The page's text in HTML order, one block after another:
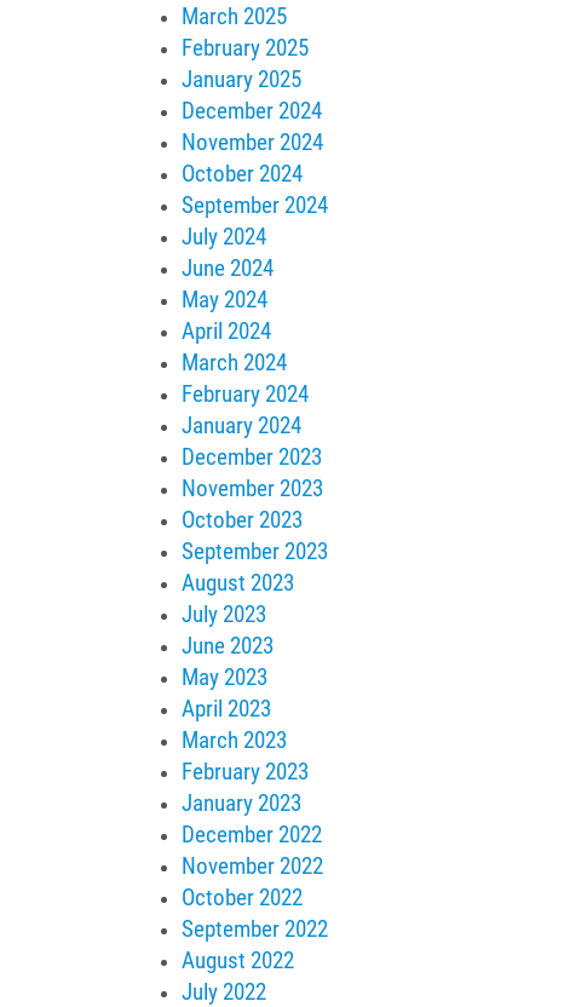
March 2025
February 2025
January 2025
December 2024
November 2024
October 2024
September 2024
July 2024
June 2024
May 2024
April 2024
March 2024
February 2024
January 2024
December 2023
November 2023
October 2023
September 2023
August 2023
July 2023
June 2023
May 2023
April 2023
March 2023
February 2023
January 2023
December 2022
November 2022
October 2022
September 2022
August 2022
July 2022